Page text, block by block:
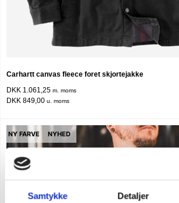
Samtykke Detaljer
Carhartt canvas fleece foret skjortejakke
DKK 1.061,25 m. moms
DKK 849,00 u. moms
NY FARVE NYHED